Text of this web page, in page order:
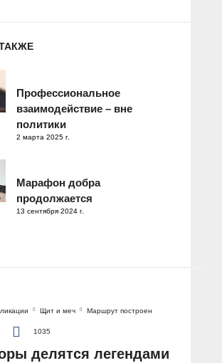
Профессиональное
взаимодействие – вне
политики
2 марта 2025 г.
Марафон добра
продолжается
13 сентября 2024 г.
Щит и меч Маршрут построен
1035
делятся легендами